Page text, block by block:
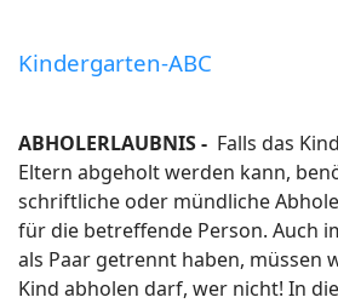
Kindergarten-ABC
ABHOLERLAUBNIS - Falls das
Eltern abgeholt werden kann,
schriftliche oder mündliche
für die betreffende Person. Auch
als Paar getrennt haben, müssen
Kind abholen darf, wer nicht! In